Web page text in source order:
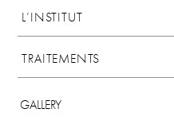
L’INSTITUT
TRAITEMENTS
GALLERY